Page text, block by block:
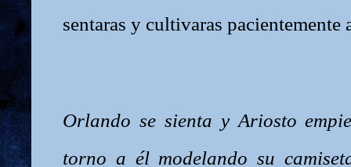
sentaras y cultivaras pacientemente
Orlando se sienta y Ariosto
torno a él modelando su